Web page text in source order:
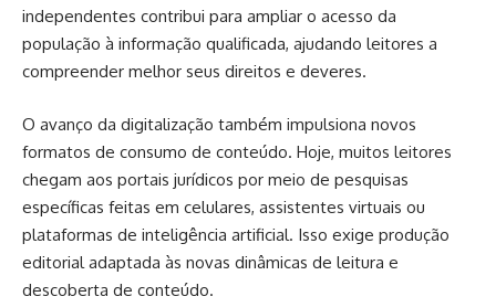
independentes contribui para ampliar o acesso da
população à informação qualificada, ajudando leitores a
compreender melhor seus direitos e deveres.
O avanço da digitalização também impulsiona novos
formatos de consumo de conteúdo. Hoje, muitos leitores
chegam aos portais jurídicos por meio de pesquisas
específicas feitas em celulares, assistentes virtuais ou
plataformas de inteligência artificial. Isso exige produção
editorial adaptada às novas dinâmicas de leitura e
descoberta de conteúdo.